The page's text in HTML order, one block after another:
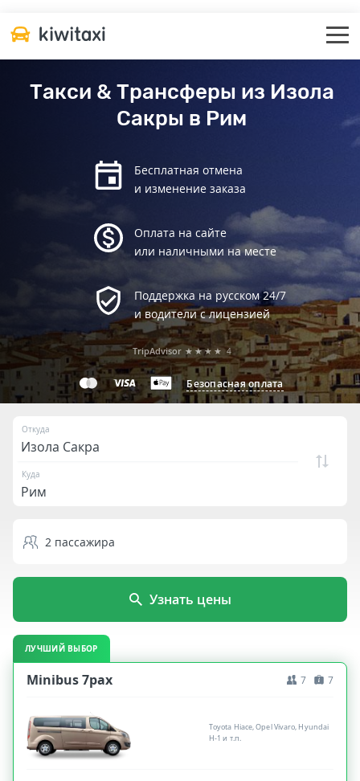
Такси & Трансферы из Изола
Сакры в Рим
Бесплатная отмена
и изменение заказа
Оплата на сайте
или наличными на месте
Поддержка на русском 24/7
и водители с лицензией
Безопасная оплата
TripAdvisor ★★★★ 4
Откуда
Куда
2 пассажира
Узнать цены
ЛУЧШИЙ ВЫБОР
Minibus 7pax 7 7
Toyota Hiace, Opel Vivaro, Hyundai
H-1 и т.п.